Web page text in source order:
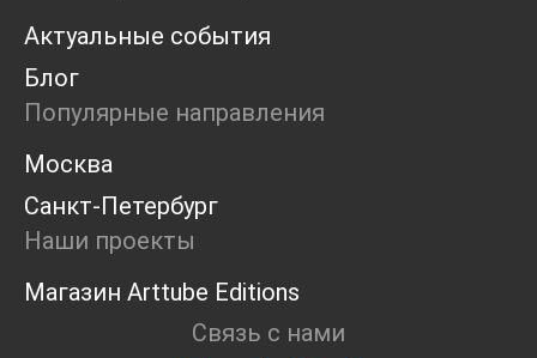
Open call
Экскурсия
Дискуссия
Cosmoscow 2024
Blazar 2024
Встречи
Круглый стол
Актуальные события
Блог
Популярные направления
Москва
Санкт-Петербург
Наши проекты
Магазин Arttube Editions
Связь с нами